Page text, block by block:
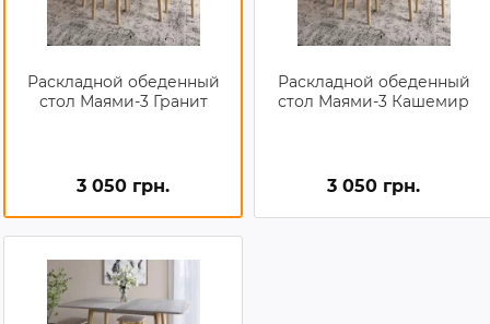
Раскладной обеденный
стол Маями-3 Гранит
3 050 грн.
Раскладной обеденный
стол Маями-3 Кашемир
3 050 грн.